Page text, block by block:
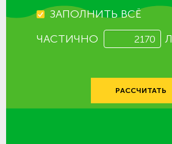
ЗАПОЛНИТЬ ВСЁ
ЧАСТИЧНО
Л
РАССЧИТАТЬ